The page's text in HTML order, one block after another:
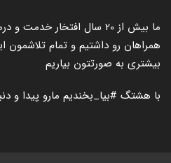
ما بیش از 20 سال افتخار
همراهان رو داشتیم و تمام تلاشمون
بیشتری به صورتتون بیاریم
با هشتگ #بیا_بخندیم مارو پیدا و